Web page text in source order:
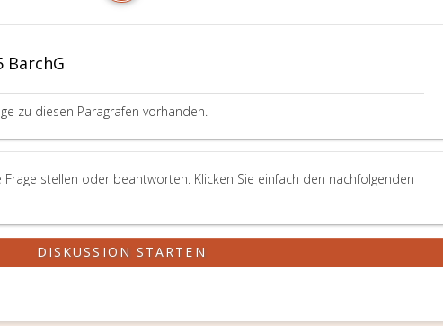
BarchG
zu diesen Paragrafen vorhanden.
Frage stellen oder beantworten. Klicken Sie einfach den nachfolgenden
DISKUSSION STARTEN